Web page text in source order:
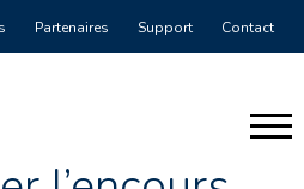
Partenaires Support Contact